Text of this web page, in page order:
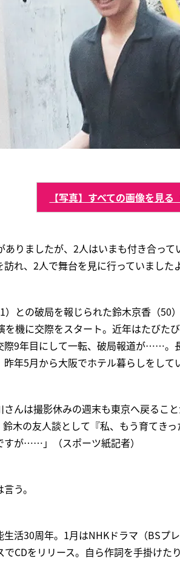
【写真】すべての画像を見る
ありましたが、2人はいまも付き合っ
れ、2人で舞台を見に行っていました
）との破局を報じられた鈴木京香（50
を機に交際をスタート。近年はたびた
際9年目にして一転、破局報道が……。
昨年5月から大阪でホテル暮らしをして
さんは撮影休みの週末も東京へ戻るこ
木の友人談として『私、もう育てき
すが……」（スポーツ紙記者）
う。
生活30周年。1月はNHKドラマ（BSプ
CDをリリース。自ら作詞を手掛けた